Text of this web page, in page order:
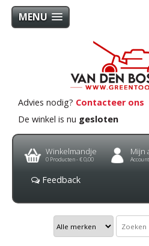
MENU
Advies nodig? Contacteer ons
De winkel is nu gesloten
Winkelmandje
0 Producten -€ 0,00
Mijn
Feedback